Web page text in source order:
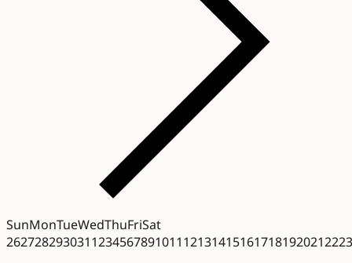
SunMonTueWedThuFriSat
2627282930311234567891011121314151617181920212223